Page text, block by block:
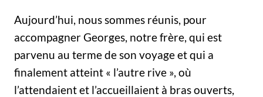
Aujourd’hui, nous sommes réunis, pour
accompagner Georges, notre frère, qui est
parvenu au terme de son voyage et qui a
finalement atteint « l’autre rive », où
l’attendaient et l’accueillaient à bras ouverts,